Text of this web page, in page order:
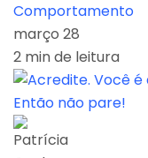
Comportamento
março 28
2 min de leitura